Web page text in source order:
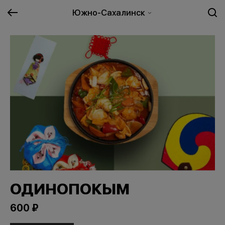
Южно-Сахалинск
ОДИНОПОКЫМ
600 ₽